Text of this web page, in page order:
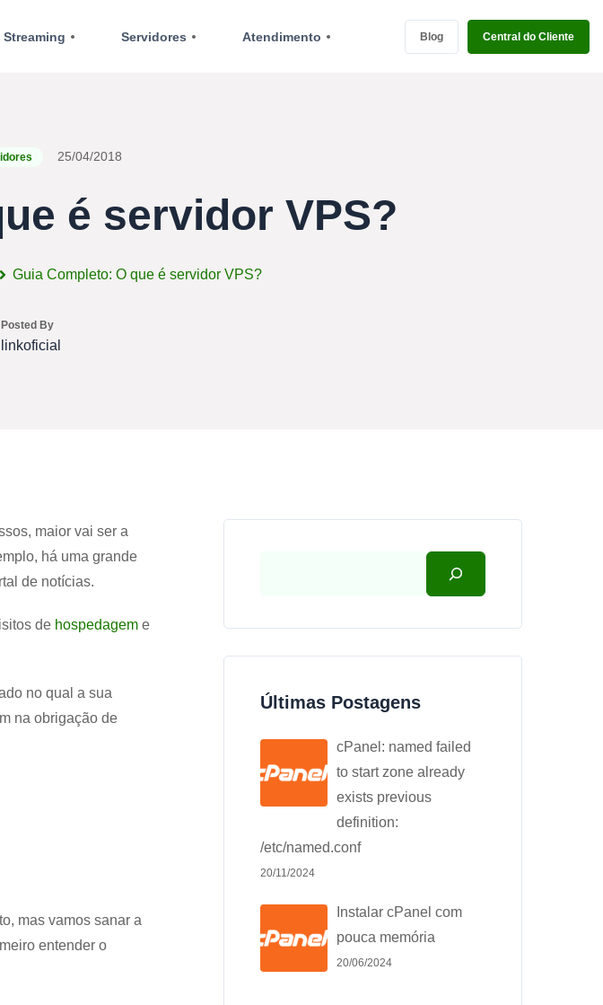
Streaming Servidores Atendimento Blog Central do Cliente
25/04/2018
é servidor VPS?
Guia Completo: O que é servidor VPS?
Posted By
linkoficial
maior vai ser a
há uma grande
de notícias.
de hospedagem e
no qual a sua
na obrigação de
mas vamos sanar a
entender o
Últimas Postagens
cPanel: named failed
to start zone already
exists previous
definition:
/etc/named.conf
20/11/2024
Instalar cPanel com
pouca memória
20/06/2024